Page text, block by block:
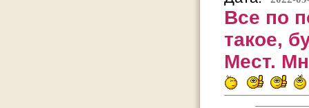
Все по
такое,
Мест.